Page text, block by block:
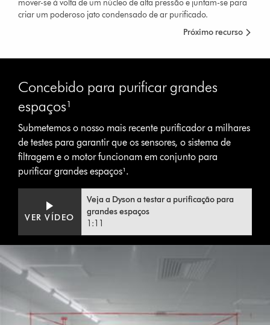
mover-se à volta de um núcleo de alta pressão e juntam-se para
criar um poderoso jato condensado de ar purificado.
Próximo recurso
Concebido para purificar grandes
espaços¹
Submetemos o nosso mais recente purificador a milhares
de testes para garantir que os sensores, o sistema de
filtragem e o motor funcionam em conjunto para
purificar grandes espaços¹.
Transcript
transcrição
vídeo
VER VÍDEO
Veja a Dyson a testar a purificação para
grandes espaços
1:11